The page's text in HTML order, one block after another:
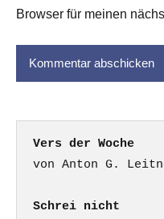
Browser für meinen
Vers der Woche
Schrei nicht